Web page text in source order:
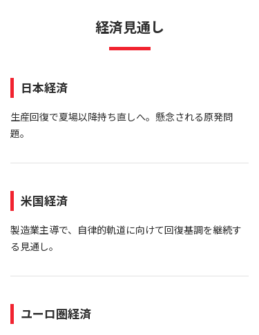
経済見通し
日本経済
生産回復で夏場以降持ち直しへ。懸念される原発問
題。
米国経済
製造業主導で、自律的軌道に向けて回復基調を継続す
る見通し。
ユーロ圏経済